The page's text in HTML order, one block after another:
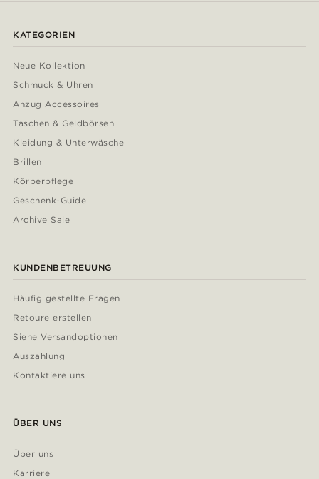
KATEGORIEN
Neue Kollektion
Schmuck & Uhren
Anzug Accessoires
Taschen & Geldbörsen
Kleidung & Unterwäsche
Brillen
Körperpflege
Geschenk-Guide
Archive Sale
KUNDENBETREUUNG
Häufig gestellte Fragen
Retoure erstellen
Siehe Versandoptionen
Auszahlung
Kontaktiere uns
ÜBER UNS
Über uns
Karriere